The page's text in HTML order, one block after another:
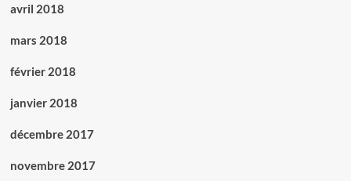
avril 2018
mars 2018
février 2018
janvier 2018
décembre 2017
novembre 2017